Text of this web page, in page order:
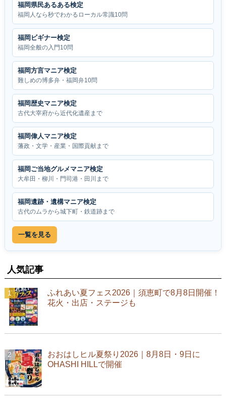
福岡県民あるある検定
福岡人なら秒でわかるローカル常識10問
福岡ビギナー検定
福岡全般の入門10問
福岡方言マニア検定
難しめの博多弁・福岡弁10問
福岡歴史マニア検定
古代大宰府から近代化遺産まで
福岡偉人マニア検定
藩政・文学・産業・国際貢献まで
福岡ご当地グルメマニア検定
大牟田・柳川・門司港・田川まで
福岡遺跡・遺構マニア検定
古代のムラから城下町・鉄道跡まで
一覧を見る
人気記事
ふれあい夏フェス2026｜須恵町で8月8日開催！
花火・出店・ステージも
おおはしヒル夏祭り2026｜8月8日・9日に
OHASHI HILLで開催